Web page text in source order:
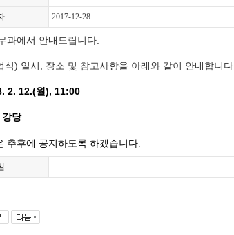
2017-12-28
과에서 안내드립니다.
식) 일시, 장소 및 참고사항을 아래와 같이 안내합니다.
2. 12.(월), 11:00
당
추후에 공지하도록 하겠습니다.